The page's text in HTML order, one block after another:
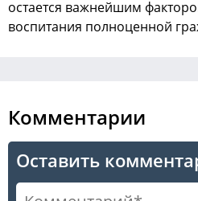
остается важнейшим
воспитания полноценной
Комментарии
Оставить